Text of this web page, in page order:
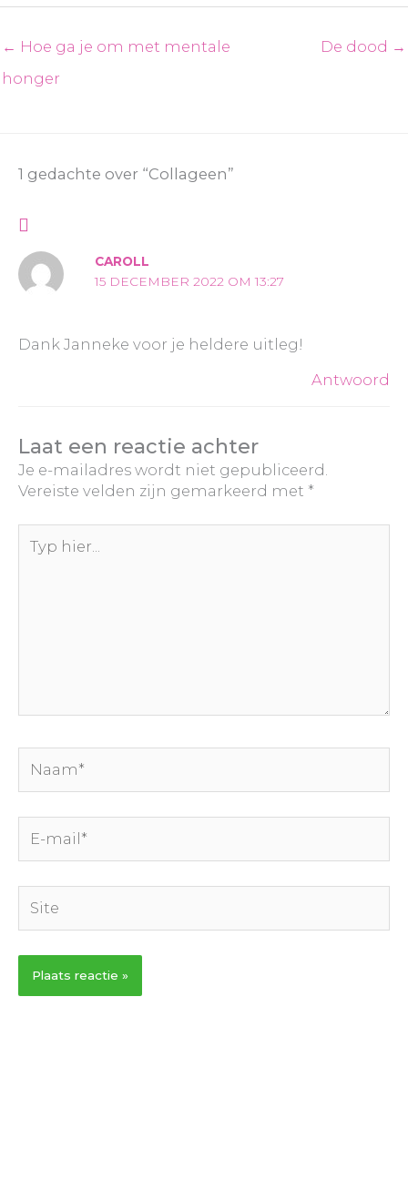
← Hoe ga je om met mentale
honger
De dood →
1 gedachte over “Collageen”
CAROLL
15 DECEMBER 2022 OM 13:27
Dank Janneke voor je heldere uitleg!
Antwoord
Laat een reactie achter
Je e-mailadres wordt niet gepubliceerd.
Vereiste velden zijn gemarkeerd met *
hier...
mail*